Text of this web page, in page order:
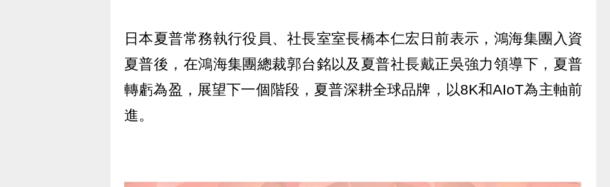
日本夏普常務執行役員、社長室室長橋本仁宏日前表示，鴻海集團入資
夏普後，在鴻海集團總裁郭台銘以及夏普社長戴正吳強力領導下，夏普
轉虧為盈，展望下一個階段，夏普深耕全球品牌，以8K和AIoT為主軸前
進。